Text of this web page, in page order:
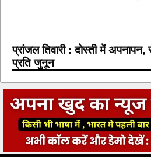
प्रांजल तिवारी : दोस्ती में
प्रति जुनून